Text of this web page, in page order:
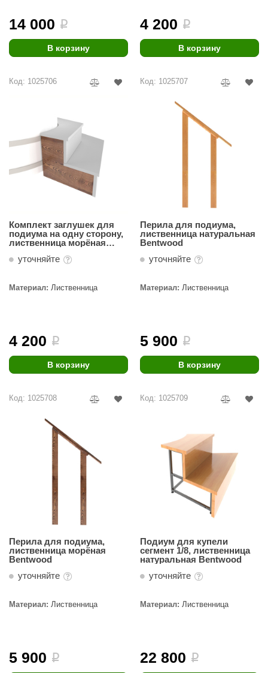
печи
тепла
14 000 i
В корзину
4 200 i
В корзину
Код: 1025706
Комплект заглушек для
подиума на одну сторону,
лиственница морёная
уточняйте
Материал: Лиственница
4 200 i
В корзину
Код: 1025707
Перила для подиума,
лиственница натуральная
Bentwood
уточняйте
Материал: Лиственница
5 900 i
В корзину
Код: 1025708
Перила для подиума,
лиственница морёная
Bentwood
уточняйте
Материал: Лиственница
5 900 i
Код: 1025709
Подиум для купели
сегмент 1/8, лиственница
натуральная Bentwood
уточняйте
Материал: Лиственница
22 800 i